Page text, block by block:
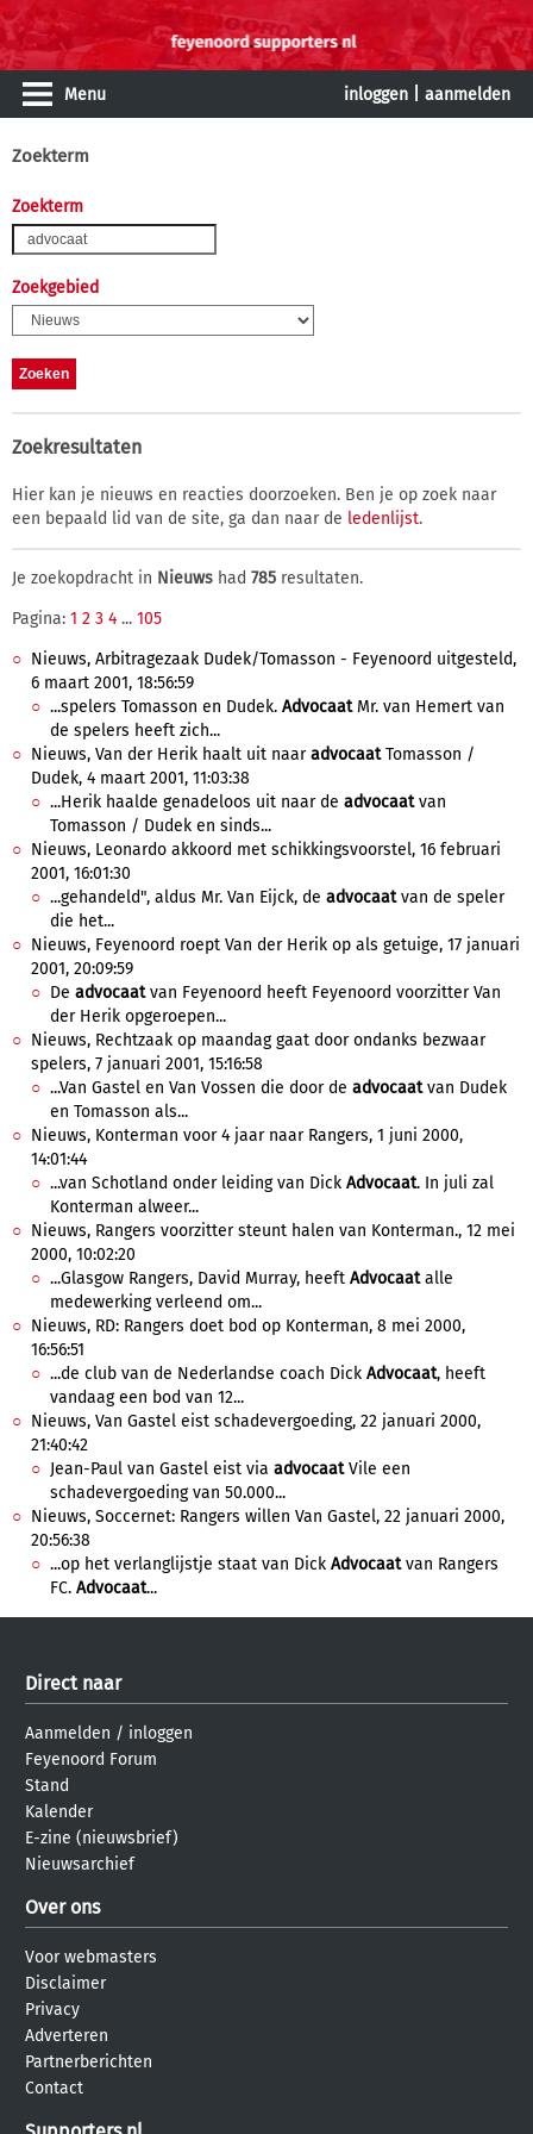
Menu inloggen aanmelden
Zoekterm
Zoekterm
Zoekgebied
Zoekresultaten
Hier kan je nieuws en reacties doorzoeken. Ben je op zoek naar
een bepaald lid van de site, ga dan naar de ledenlijst.
Je zoekopdracht in Nieuws had 785 resultaten.
Pagina: 1 2 3 4 ... 105
Nieuws, Arbitragezaak Dudek/Tomasson - Feyenoord uitgesteld,
6 maart 2001, 18:56:59
...spelers Tomasson en Dudek. AdvocaatMr. van Hemert van
de spelers heeft zich...
Nieuws, Van der Herik haalt uit naaradvocaatTomasson /
Dudek, 4 maart 2001, 11:03:38
...Herik haalde genadeloos uit naar de advocaatvan
Tomasson / Dudek en sinds...
Nieuws, Leonardo akkoord met schikkingsvoorstel, 16 februari
2001, 16:01:30
...gehandeld", aldus Mr. Van Eijck, de advocaatvan de speler
die het...
Nieuws, Feyenoord roept Van der Herik op als getuige, 17 januari
2001, 20:09:59
De advocaatvan Feyenoord heeft Feyenoord voorzitter Van
der Herik opgeroepen...
Nieuws, Rechtzaak op maandag gaat door ondanks bezwaar
spelers, 7 januari 2001, 15:16:58
...Van Gastel en Van Vossen die door de advocaatvan Dudek
en Tomasson als...
Nieuws, Konterman voor 4 jaar naar Rangers, 1 juni 2000,
14:01:44
...van Schotland onder leiding van Dick Advocaat. In juli zal
Konterman alweer...
Nieuws, Rangers voorzitter steunt halen van Konterman., 12 mei
2000, 10:02:20
...Glasgow Rangers, David Murray, heeft Advocaatalle
medewerking verleend om...
Nieuws, RD: Rangers doet bod op Konterman, 8 mei 2000,
16:56:51
...de club van de Nederlandse coach Dick Advocaat, heeft
vandaag een bod van 12...
Nieuws, Van Gastel eist schadevergoeding, 22 januari 2000,
21:40:42
Jean-Paul van Gastel eist via advocaatVile een
schadevergoeding van 50.000...
Nieuws, Soccernet: Rangers willen Van Gastel, 22 januari 2000,
20:56:38
...op het verlanglijstje staat van Dick Advocaatvan Rangers
FC. Advocaat...
Direct naar
Aanmelden / inloggen
Feyenoord Forum
Stand
Kalender
E-zine (nieuwsbrief)
Nieuwsarchief
Over ons
Voor webmasters
Disclaimer
Privacy
Adverteren
Partnerberichten
Contact